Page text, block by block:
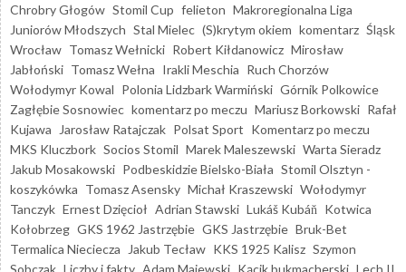
Chrobry Głogów Stomil Cup felieton Makroregionalna Liga
Juniorów Młodszych Stal Mielec (S)krytym okiem komentarz Śląsk
Wrocław Tomasz Wełnicki Robert Kiłdanowicz Mirosław
Jabłoński Tomasz Wełna Irakli Meschia Ruch Chorzów
Wołodymyr Kowal Polonia Lidzbark Warmiński Górnik Polkowice
Zagłębie Sosnowiec komentarz po meczu Mariusz Borkowski Rafał
Kujawa
Jarosław Ratajczak Polsat Sport Komentarz po meczu
MKS Kluczbork Socios Stomil Marek Maleszewski Warta Sieradz
Jakub Mosakowski Podbeskidzie Bielsko-Biała Stomil Olsztyn -
koszykówka Tomasz Asensky Michał Kraszewski Wołodymyr
Tanczyk Ernest Dzięcioł Adrian Stawski Lukáš Kubáň Kotwica
Kołobrzeg GKS 1962 Jastrzębie GKS Jastrzębie Bruk-Bet
Termalica Nieciecza
Jakub Tecław KKS 1925 Kalisz Szymon
Sobczak Liczby i fakty Adam Majewski Kącik bukmacherski Lech II